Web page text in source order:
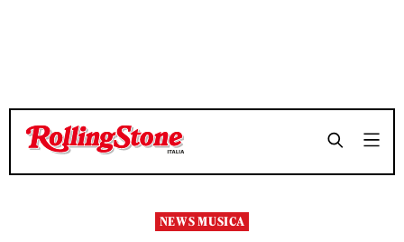
TEMPO DI LETTURA 3 MINUTI SHARE
TEMPO DI LETTURA 3 MINUTI SHARE
NEWS MUSICA